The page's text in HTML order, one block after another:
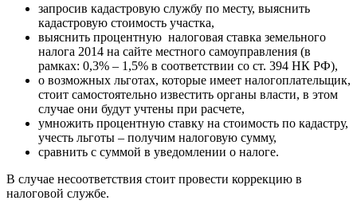
запросив кадастровую службу по месту, выяснить
кадастровую стоимость участка,
выяснить процентную налоговая ставка земельного
налога 2014 на сайте местного самоуправления (в
рамках: 0,3% – 1,5% в соответствии со ст. 394 НК РФ),
о возможных льготах, которые имеет налогоплательщик,
стоит самостоятельно известить органы власти, в этом
случае они будут учтены при расчете,
умножить процентную ставку на стоимость по кадастру,
учесть льготы – получим налоговую сумму,
сравнить с суммой в уведомлении о налоге.
В случае несоответствия стоит провести коррекцию в
налоговой службе.